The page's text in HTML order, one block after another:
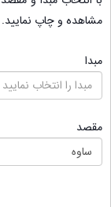
مشاهده و چاپ نمایید.
مبدا
مقصد